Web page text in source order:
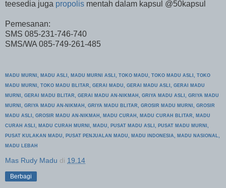
teesedia juga propolis mentah dalam kapsul @50kapsul
Pemesanan:
SMS 085-231-746-740
SMS/WA 085-749-261-485
MADU MURNI, MADU ASLI, MADU MURNI ASLI, TOKO MADU, TOKO MADU ASLI, TOKO
MADU MURNI, TOKO MADU BLITAR, GERAI MADU, GERAI MADU ASLI, GERAI MADU
MURNI, GERAI MADU BLITAR, GERAI MADU AN -NIKMAH, GR IYA MADU ASLI, GRIYA MADU
MURNI, GRIYA MADU A N-NIKMAH, GR IYA MADU BLITAR, GROSIR MADU MURNI, GROSIR
MADU ASLI, GROSIR MADU AN-NIKMAH , MADU CU RAH, MADU CURAH BLITAR, MADU
CURAH ASLI, MADU CURAH MURNI, MADU, PUSAT MADU ASLI, PUSAT MADU MURNI,
PUSAT KULAKAN MADU, PUSAT PENJUALAN MADU, MADU INDONESIA, MADU NASIONAL,
MADU LEBAH
Mas Rudy Madu di 19.14
Berbagi